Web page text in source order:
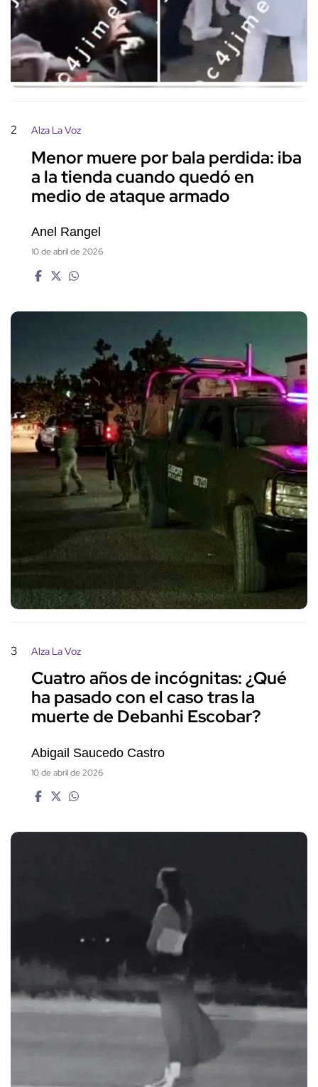
2 Alza La Voz
Menor muere por bala perdida: iba
a la tienda cuando quedó en
medio de ataque armado
Anel Rangel
10 de abril de 2026
3 Alza La Voz
Cuatro años de incógnitas: ¿Qué
ha pasado con el caso tras la
muerte de Debanhi Escobar?
Abigail Saucedo Castro
10 de abril de 2026